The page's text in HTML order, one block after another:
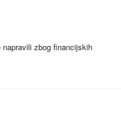
zbog financijskih